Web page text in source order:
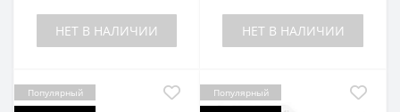
НЕТ В НАЛИЧИИ НЕТ В НАЛИЧИИ
Популярный
Популярный